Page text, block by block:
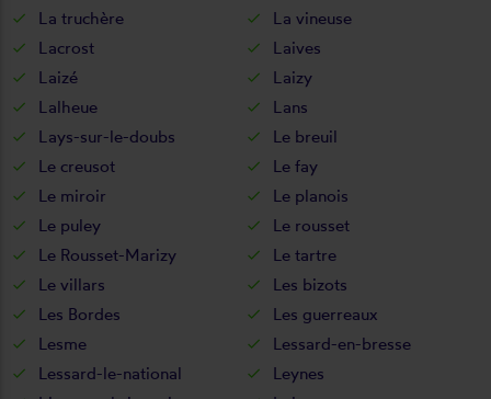
La truchère
La vineuse
Lacrost
Laives
Laizé
Laizy
Lalheue
Lans
Lays-sur-le-doubs
Le breuil
Le creusot
Le fay
Le miroir
Le planois
Le puley
Le rousset
Le Rousset-Marizy
Le tartre
Le villars
Les bizots
Les Bordes
Les guerreaux
Lesme
Lessard-en-bresse
Lessard-le-national
Leynes